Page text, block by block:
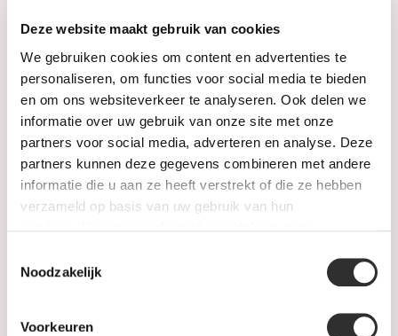
Deze website maakt gebruik van cookies
We gebruiken cookies om content en advertenties te
personaliseren, om functies voor social media te bieden
en om ons websiteverkeer te analyseren. Ook delen we
informatie over uw gebruik van onze site met onze
partners voor social media, adverteren en analyse. Deze
partners kunnen deze gegevens combineren met andere
informatie die u aan ze heeft verstrekt of die ze hebben
verzameld op basis van uw gebruik van hun
Noodzakelijk
Voorkeuren
Categories
Watches
Jewellery
Wedding rings
PRE-OWNED
Maatwerk